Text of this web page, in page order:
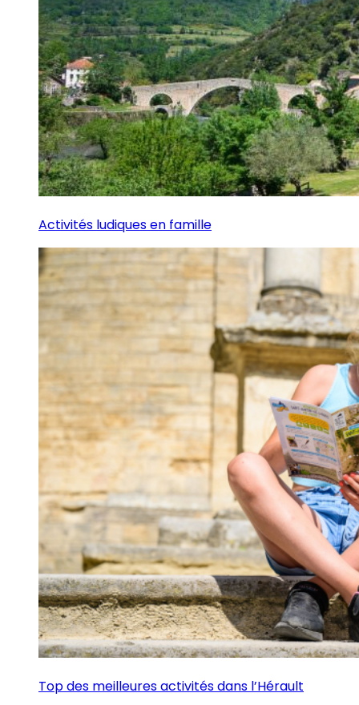
Activités ludiques en famille
Top des meilleures activités dans l’Hérault